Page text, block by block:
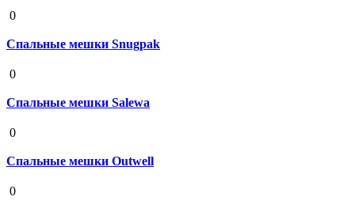
0
Спальные мешки Snugpak
0
Спальные мешки Salewa
0
Спальные мешки Outwell
0